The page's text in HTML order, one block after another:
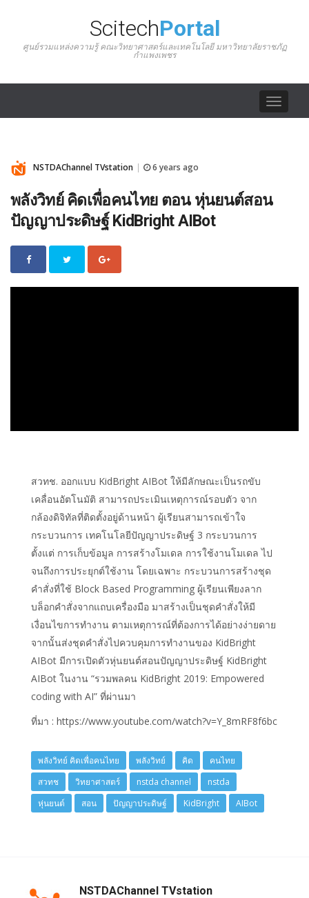
ScitechPortal
ศูนย์รวมแหล่งความรู้ คณะวิทยาศาสตร์และเทคโนโลยี มหาวิทยาลัยราชภัฏ
กำแพงเพชร
Toggle
NSTDAChannel TVstation 6 years ago
พลังวิทย์ คิดเพื่อคนไทย ตอน หุ่นยนต์สอน
ปัญญาประดิษฐ์ KidBright AIBot
สวทช. ออกแบบ KidBright AIBot ให้มีลักษณะเป็นรถขับ
เคลื่อนอัตโนมัติ สามารถประเมินเหตุการณ์รอบตัว จาก
กล้องดิจิทัลที่ติดตั้งอยู่ด้านหน้า ผู้เรียนสามารถเข้าใจ
กระบวนการ เทคโนโลยีปัญญาประดิษฐ์ 3 กระบวนการ
ตั้งแต่ การเก็บข้อมูล การสร้างโมเดล การใช้งานโมเดล ไป
จนถึงการประยุกต์ใช้งาน โดยเฉพาะ กระบวนการสร้างชุด
คำสั่งที่ใช้ Block Based Programming ผู้เรียนเพียงลาก
บล็อกคำสั่งจากแถบเครื่องมือ มาสร้างเป็นชุดคำสั่งให้มี
เงื่อนไขการทำงาน ตามเหตุการณ์ที่ต้องการได้อย่างง่ายดาย
จากนั้นส่งชุดคำสั่งไปควบคุมการทำงานของ KidBright
AIBot มีการเปิดตัวหุ่นยนต์สอนปัญญาประดิษฐ์ KidBright
AIBot ในงาน “รวมพลคน KidBright 2019: Empowered
coding with AI” ที่ผ่านมา
ที่มา : https://www.youtube.com/watch?v=Y_8mRF8f6bc
พลังวิทย์ คิดเพื่อคนไทย พลังวิทย์ คิด
คนไทย
สวทช
วิทยาศาสตร์ nstda channel
nstda
หุ่นยนต์
สอน ปัญญาประดิษฐ์ KidBright AIBot
NSTDAChannel TVstation